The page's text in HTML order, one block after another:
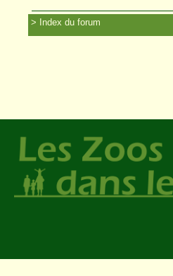
Index du forum